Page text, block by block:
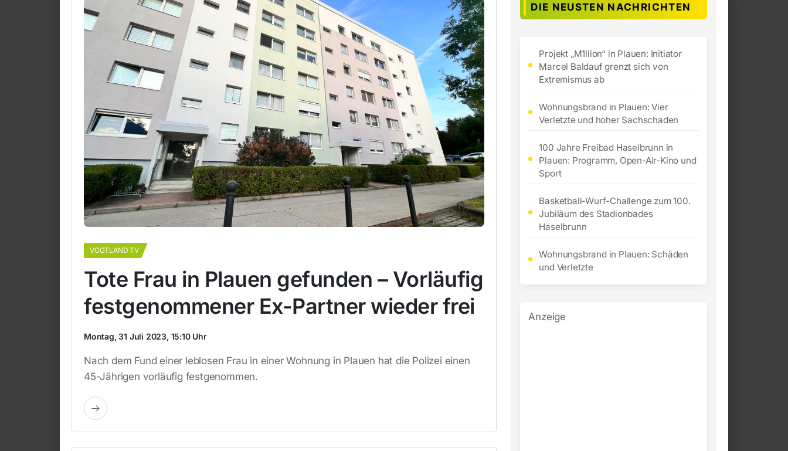
VOGTLAND TV
Tote Frau in Plauen gefunden – Vorläufig
festgenommener Ex-Partner wieder frei
Montag, 31 Juli 2023, 15:10 Uhr
Nach dem Fund einer leblosen Frau in einer Wohnung in Plauen hat die Polizei einen
45-Jährigen vorläufig festgenommen.
DIE NEUSTEN NACHRICHTEN
Projekt „M1llion“ in Plauen: Initiator
Marcel Baldauf grenzt sich von
Extremismus ab
Wohnungsbrand in Plauen: Vier
Verletzte und hoher Sachschaden
100 Jahre Freibad Haselbrunn in
Plauen: Programm, Open-Air-Kino und
Sport
Basketball-Wurf-Challenge zum 100.
Jubiläum des Stadionbades
Haselbrunn
Wohnungsbrand in Plauen: Schäden
und Verletzte
Anzeige